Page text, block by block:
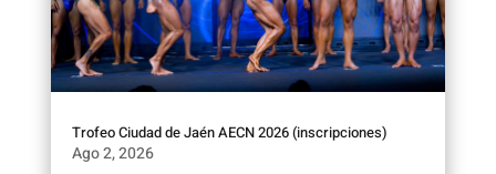
Trofeo Ciudad de Jaén AECN 2026 (inscripciones)
Ago 2, 2026